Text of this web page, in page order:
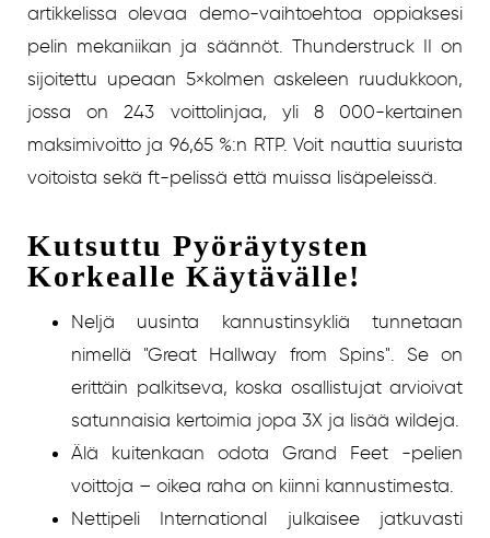
artikkelissa olevaa demo-vaihtoehtoa oppiaksesi
pelin mekaniikan ja säännöt. Thunderstruck II on
sijoitettu upeaan 5×kolmen askeleen ruudukkoon,
jossa on 243 voittolinjaa, yli 8 000-kertainen
maksimivoitto ja 96,65 %:n RTP. Voit nauttia suurista
voitoista sekä ft-pelissä että muissa lisäpeleissä.
Kutsuttu Pyöräytysten
Korkealle Käytävälle!
Neljä uusinta kannustinsykliä tunnetaan
nimellä "Great Hallway from Spins". Se on
erittäin palkitseva, koska osallistujat arvioivat
satunnaisia ​​kertoimia jopa 3X ja lisää wildeja.
Älä kuitenkaan odota Grand Feet -pelien
voittoja – oikea raha on kiinni kannustimesta.
Nettipeli International julkaisee jatkuvasti